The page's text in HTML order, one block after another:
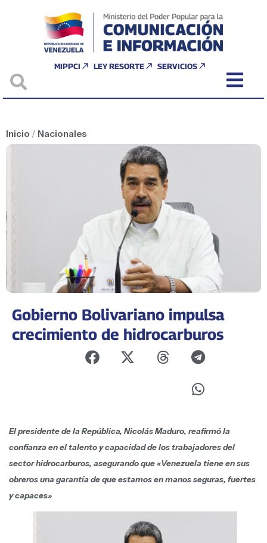
MIPPCI LEY RESORTE SERVICIOS
Inicio / Nacionales
Gobierno Bolivariano impulsa
crecimiento de hidrocarburos
El presidente de la República, Nicolás Maduro, reafirmó la
confianza en el talento y capacidad de los trabajadores del
sector hidrocarburos, asegurando que «Venezuela tiene en sus
obreros una garantía de que estamos en manos seguras, fuertes
y capaces»